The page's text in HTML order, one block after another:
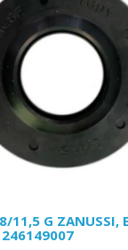
G ZANUSSI,